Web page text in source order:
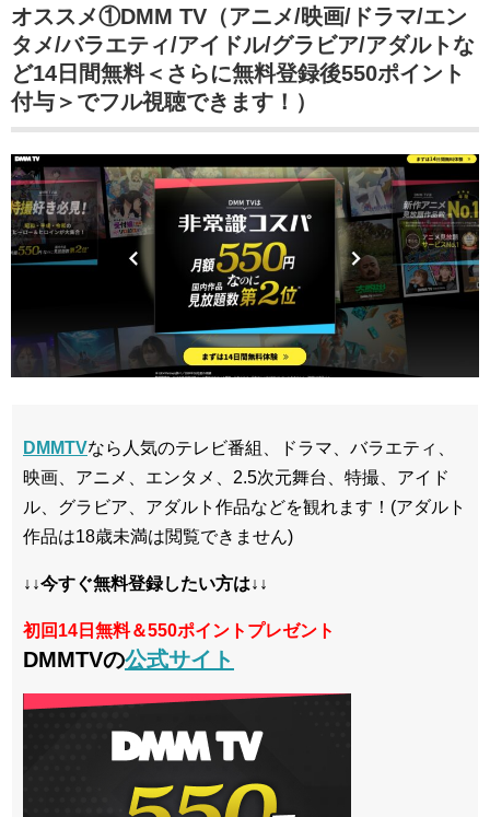
オススメ①DMM TV（アニメ/映画/ドラマ/エン
タメ/バラエティ/アイドル/グラビア/アダルトな
ど14日間無料＜さらに無料登録後550ポイント
付与＞でフル視聴できます！）
DMMTVなら人気のテレビ番組、ドラマ、バラエティ、
映画、アニメ、エンタメ、2.5次元舞台、特撮、アイド
ル、グラビア、アダルト作品などを観れます！(アダルト
作品は18歳未満は閲覧できません)
↓↓今すぐ無料登録したい方は↓↓
初回14日無料＆550ポイントプレゼント
DMMTVの公式サイト